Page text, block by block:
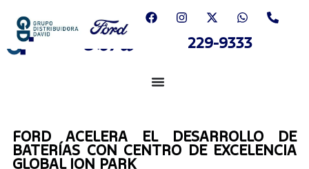
229-9333
FORD ACELERA EL DESARROLLO DE
BATERÍAS CON CENTRO DE EXCELENCIA
GLOBAL ION PARK